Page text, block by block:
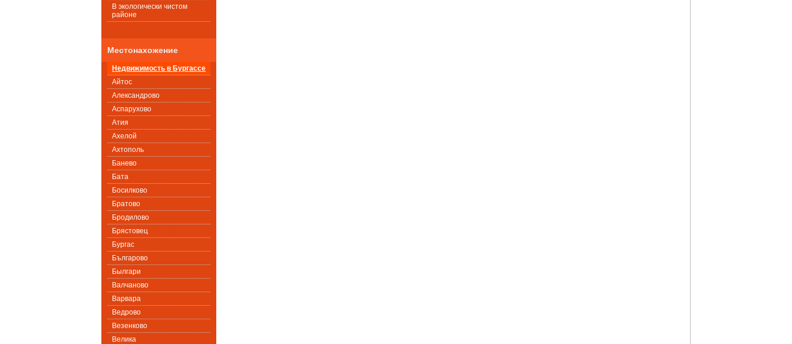
В экологически чистом
районе
Местонахожение
Недвижимость в Бургассе
Айтос
Александрово
Аспарухово
Атия
Ахелой
Ахтополь
Банево
Бата
Босилково
Братово
Бродилово
Брястовец
Бургас
Българово
Былгари
Валчаново
Варвара
Ведрово
Везенково
Велика